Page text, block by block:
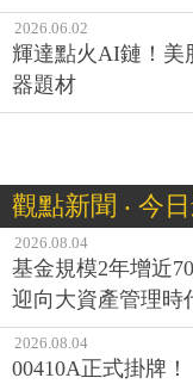
2026.06.02
輝達點火AI鏈！美
器題材
觀點新聞 ‧ 今
2026.08.04
基金規模2年增近
迎向大資產管理時
2026.08.04
00410A正式掛牌